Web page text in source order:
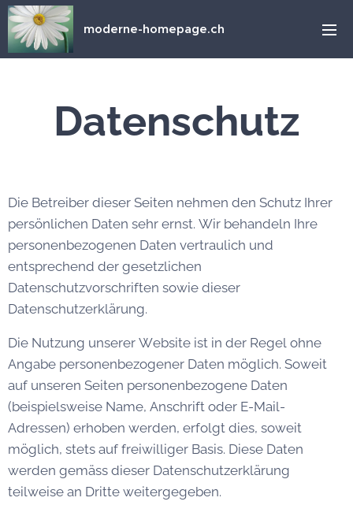
moderne-homepage.ch
Datenschutz
Die Betreiber dieser Seiten nehmen den Schutz Ihrer
persönlichen Daten sehr ernst. Wir behandeln Ihre
personenbezogenen Daten vertraulich und
entsprechend der gesetzlichen
Datenschutzvorschriften sowie dieser
Datenschutzerklärung.
Die Nutzung unserer Website ist in der Regel ohne
Angabe personenbezogener Daten möglich. Soweit
auf unseren Seiten personenbezogene Daten
(beispielsweise Name, Anschrift oder E-Mail-
Adressen) erhoben werden, erfolgt dies, soweit
möglich, stets auf freiwilliger Basis. Diese Daten
werden gemäss dieser Datenschutzerklärung
teilweise an Dritte weitergegeben.